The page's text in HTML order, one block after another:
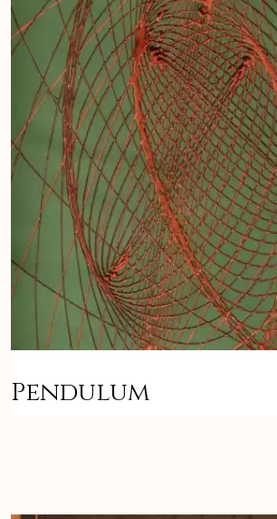
Pendulum